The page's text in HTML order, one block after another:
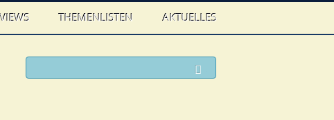
THEMENLISTEN AKTUELLES
Twitter